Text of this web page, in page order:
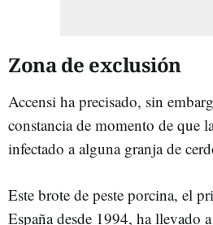
Zona de exclusión
Accensi ha precisado, sin
constancia de momento de que
infectado a alguna granja de
Este brote de peste porcina, el
España desde 1994, ha llevado